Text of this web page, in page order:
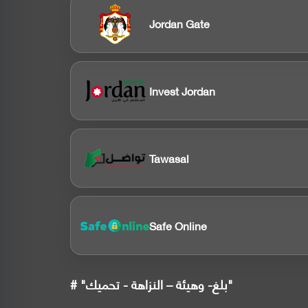
Jordan Gate
Invest Jordan
Tawasal
Safe Online
# "بلغ- وهيئة – النزاهة - تحميك"